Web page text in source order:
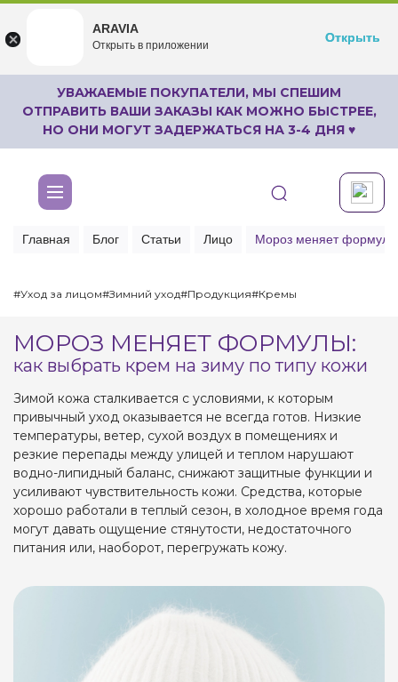
undefined
Бесплатноru.aravia.new
Открыть
УВАЖАЕМЫЕ ПОКУПАТЕЛИ, МЫ СПЕШИМ
ОТПРАВИТЬ ВАШИ ЗАКАЗЫ КАК МОЖНО БЫСТРЕЕ,
НО ОНИ МОГУТ ЗАДЕРЖАТЬСЯ НА 3-4 ДНЯ ♥
Главная Блог Статьи Лицо Мороз меняет
#Уход за лицом#Зимний уход#Продукция#Кремы
МОРОЗ МЕНЯЕТ ФОРМУЛЫ:
как выбрать крем на зиму по типу кожи
Зимой кожа сталкивается с условиями, к которым
привычный уход оказывается не всегда готов. Низкие
температуры, ветер, сухой воздух в помещениях и
резкие перепады между улицей и теплом нарушают
водно-липидный баланс, снижают защитные функции и
усиливают чувствительность кожи. Средства, которые
хорошо работали в теплый сезон, в холодное время года
могут давать ощущение стянутости, недостаточного
питания или, наоборот, перегружать кожу.
ARAVIA
Открыть в приложении
Открыть